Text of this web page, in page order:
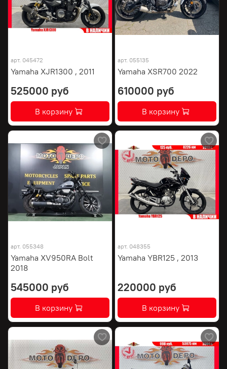
арт. 045472
Yamaha XJR1300 , 2011
525000 руб
В корзину
арт. 055135
Yamaha XSR700 2022
610000 руб
В корзину
арт. 055348
Yamaha XV950RA Bolt
2018
545000 руб
В корзину
арт. 048355
Yamaha YBR125 , 2013
220000 руб
В корзину